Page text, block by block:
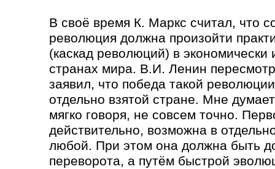
В своё время К. Маркс считал, что
революция должна произойти
(каскад революций) в экономически
странах мира. В.И. Ленин
заявил, что победа такой
отдельно взятой стране. Мне
мягко говоря, не совсем точно.
действительно, возможна в
любой. При этом она должна быть
переворота, а путём быстрой